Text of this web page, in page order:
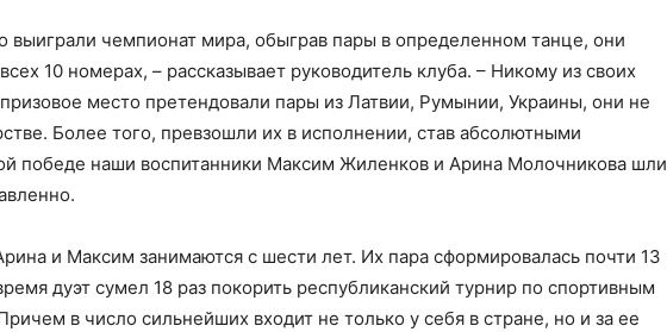
выиграли чемпионат мира, обыграв пары в определенном танце, они
10 номерах, – рассказывает руководитель клуба. – Никому из своих
место претендовали пары из Латвии, Румынии, Украины, они не
Более того, превзошли их в исполнении, став абсолютными
победе наши воспитанники Максим Жиленков и Арина Молочникова шли
и Максим занимаются с шести лет. Их пара сформировалась почти 13
дуэт сумел 18 раз покорить республиканский турнир по спортивным
в число сильнейших входит не только у себя в стране, но и за ее